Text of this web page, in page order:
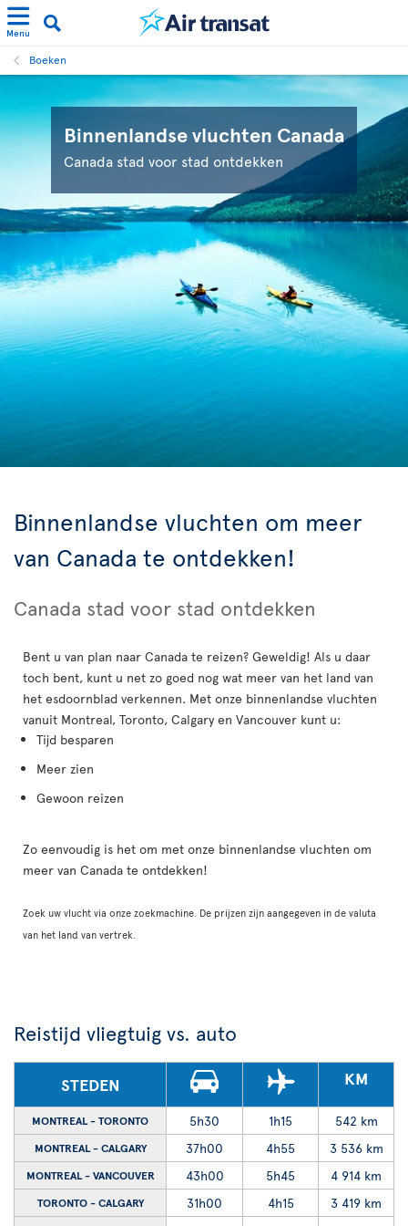
Menu
Boeken
Binnenlandse vluchten Canada
Canada stad voor stad ontdekken
Binnenlandse vluchten om meer
van Canada te ontdekken!
Canada stad voor stad ontdekken
Bent u van plan naar Canada te reizen? Geweldig! Als u daar
toch bent, kunt u net zo goed nog wat meer van het land van
het esdoornblad verkennen. Met onze binnenlandse vluchten
vanuit Montreal, Toronto, Calgary en Vancouver kunt u:
Tijd besparen
Meer zien
Gewoon reizen
Zo eenvoudig is het om met onze binnenlandse vluchten om
meer van Canada te ontdekken!
Zoek uw vlucht via onze zoekmachine. De prijzen zijn aangegeven in de valuta
van het land van vertrek.
Reistijd vliegtuig vs. auto
STEDEN KM
MONTREAL - TORONTO 5h30 1h15 542 km
MONTREAL - CALGARY 37h00 4h55 3 536 km
MONTREAL - VANCOUVER 43h00 5h45 4 914 km
TORONTO - CALGARY 31h00 4h15 3 419 km